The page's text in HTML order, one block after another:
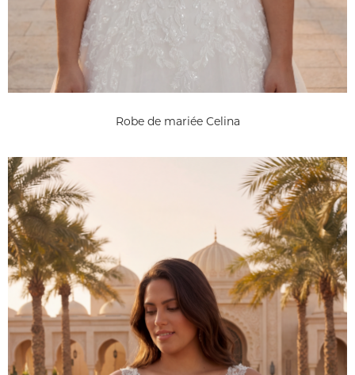
Robe de mariée Celina